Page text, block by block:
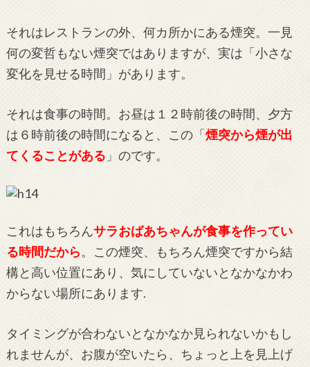
それはレストランの外、何カ所かにある煙突。一見
何の変哲もない煙突ではありますが、実は「小さな
変化を見せる時間」があります。
それは食事の時間。お昼は１２時前後の時間、夕方
は６時前後の時間になると、この「 煙突から煙が出
てくることがある 」のです。
これはもちろんサラおばあちゃんが食事を作ってい
る時間だから。この煙突、もちろん煙突ですから結
構と高い位置にあり、気にしていないとなかなかわ
からない場所にあります.
タイミングが合わないとなかなか見られないかもし
れませんが、お腹が空いたら、ちょっと上を見上げ